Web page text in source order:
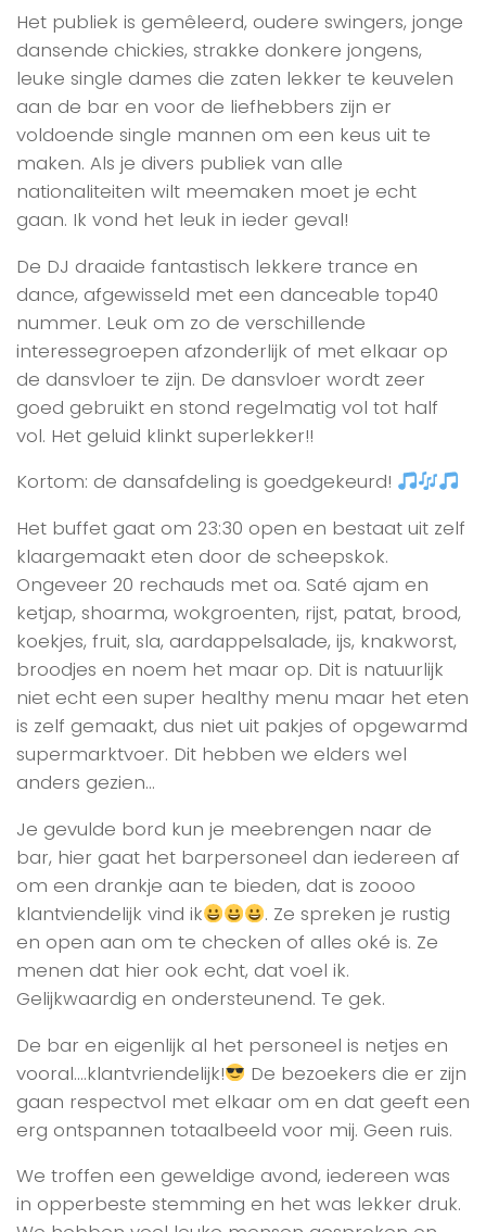
Het publiek is gemêleerd, oudere swingers, jonge
dansende chickies, strakke donkere jongens,
leuke single dames die zaten lekker te keuvelen
aan de bar en voor de liefhebbers zijn er
voldoende single mannen om een keus uit te
maken. Als je divers publiek van alle
nationaliteiten wilt meemaken moet je echt
gaan. Ik vond het leuk in ieder geval!
De DJ draaide fantastisch lekkere trance en
dance, afgewisseld met een danceable top40
nummer. Leuk om zo de verschillende
interessegroepen afzonderlijk of met elkaar op
de dansvloer te zijn. De dansvloer wordt zeer
goed gebruikt en stond regelmatig vol tot half
vol. Het geluid klinkt superlekker!!
Kortom: de dansafdeling is goedgekeurd!
Het buffet gaat om 23:30 open en bestaat uit zelf
klaargemaakt eten door de scheepskok.
Ongeveer 20 rechauds met oa. Saté ajam en
ketjap, shoarma, wokgroenten, rijst, patat, brood,
koekjes, fruit, sla, aardappelsalade, ijs, knakworst,
broodjes en noem het maar op. Dit is natuurlijk
niet echt een super healthy menu maar het eten
is zelf gemaakt, dus niet uit pakjes of opgewarmd
supermarktvoer. Dit hebben we elders wel
anders gezien…
Je gevulde bord kun je meebrengen naar de
bar, hier gaat het barpersoneel dan iedereen af
om een drankje aan te bieden, dat is zoooo
klantviendelijk vind ik
. Ze spreken je rustig
en open aan om te checken of alles oké is. Ze
menen dat hier ook echt, dat voel ik.
Gelijkwaardig en ondersteunend. Te gek.
De bar en eigenlijk al het personeel is netjes en
vooral….klantvriendelijk!
De bezoekers die er zijn
gaan respectvol met elkaar om en dat geeft een
erg ontspannen totaalbeeld voor mij. Geen ruis.
We troffen een geweldige avond, iedereen was
in opperbeste stemming en het was lekker druk.